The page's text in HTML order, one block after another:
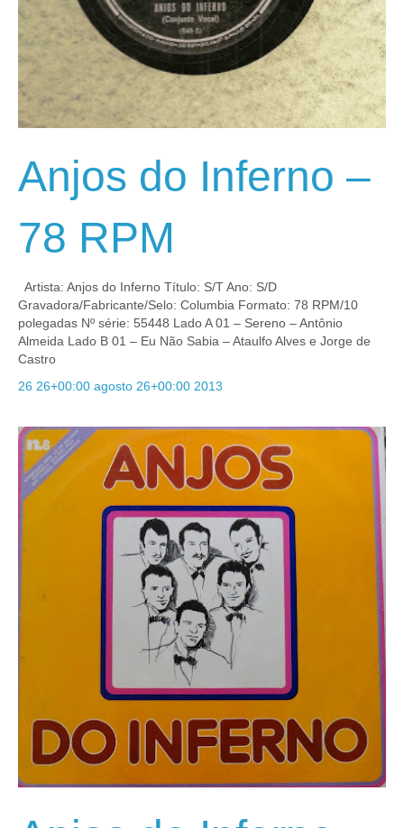
Anjos do Inferno –
78 RPM
Artista: Anjos do Inferno Título: S/T Ano: S/D
Gravadora/Fabricante/Selo: Columbia Formato: 78 RPM/10
polegadas Nº série: 55448 Lado A 01 – Sereno – Antônio
Almeida Lado B 01 – Eu Não Sabia – Ataulfo Alves e Jorge de
Castro
26 26+00:00 agosto 26+00:00 2013